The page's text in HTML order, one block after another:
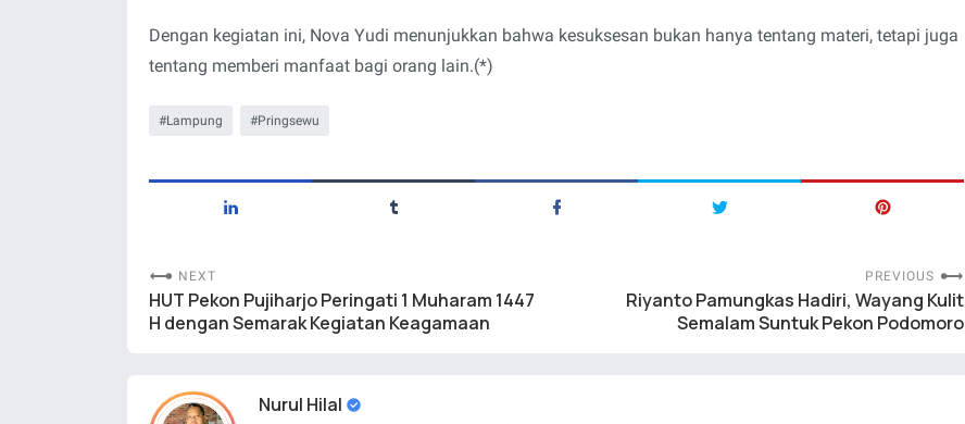
Dengan kegiatan ini, Nova Yudi menunjukkan bahwa kesuksesan bukan hanya tentang materi, tetapi juga
tentang memberi manfaat bagi orang lain.(*)
Lampung Pringsewu
NEXT
HUT Pekon Pujiharjo Peringati 1 Muharam 1447
H dengan Semarak Kegiatan Keagamaan
PREVIOUS
Riyanto Pamungkas Hadiri, Wayang Kulit
Semalam Suntuk Pekon Podomoro
Nurul Hilal